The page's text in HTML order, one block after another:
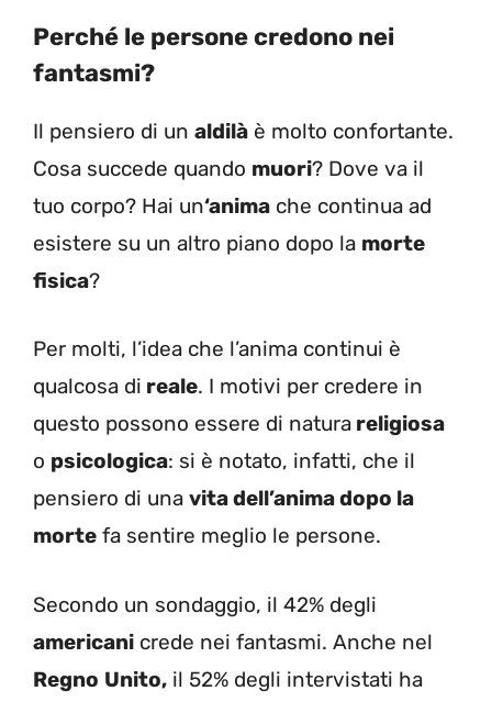
Perché le persone credono nei
fantasmi?
Il pensiero di un aldilà è molto confortante.
Cosa succede quando muori? Dove va il
tuo corpo? Hai un‘anima che continua ad
esistere su un altro piano dopo la morte
fisica?
Per molti, l’idea che l’anima continui è
qualcosa di reale. I motivi per credere in
questo possono essere di natura religiosa
o psicologica: si è notato, infatti, che il
pensiero di una vita dell’anima dopo la
morte fa sentire meglio le persone.
Secondo un sondaggio, il 42% degli
americani crede nei fantasmi. Anche nel
Regno Unito, il 52% degli intervistati ha